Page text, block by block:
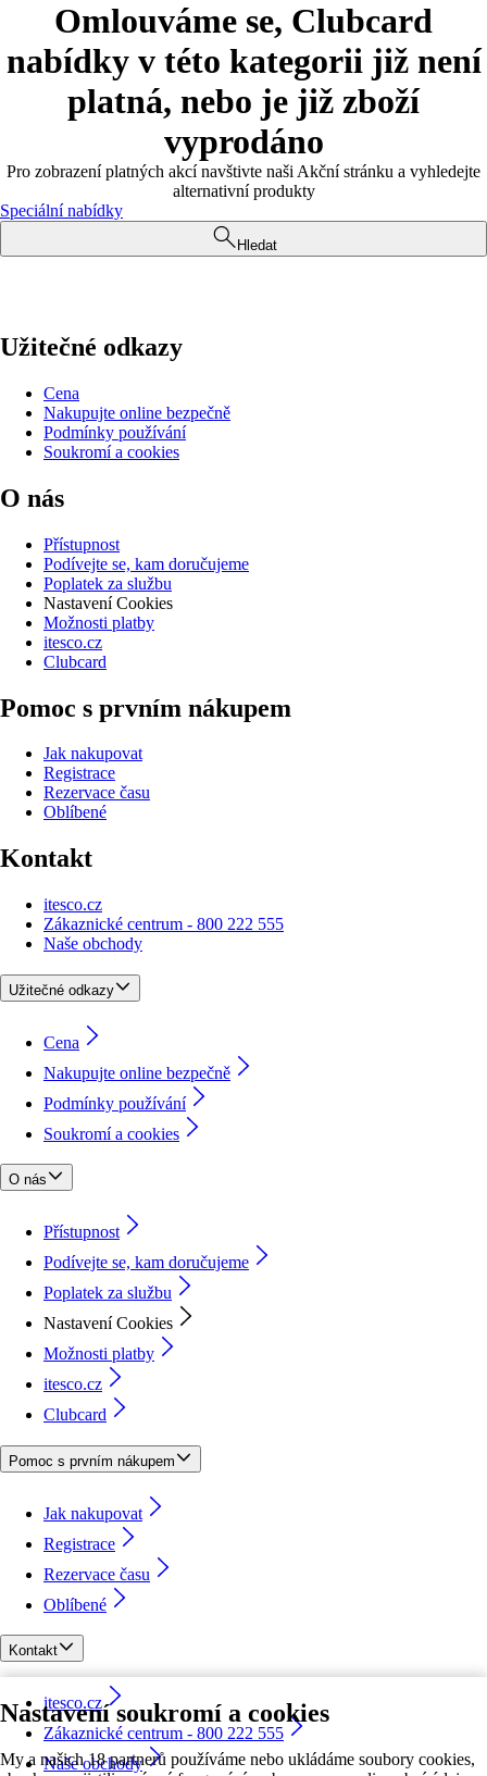
Nastavení soukromí a cookies
My a našich 18 partnerů používáme nebo ukládáme soubory cookies,
Omlouváme se, Clubcard
nabídky v této kategorii již není
platná, nebo je již zboží
vyprodáno
Pro zobrazení platných akcí navštivte naši Akční stránku a vyhledejte
alternativní produkty
Speciální nabídky
Hledat
Užitečné odkazy
Cena
Nakupujte online bezpečně
Podmínky používání
Soukromí a cookies
O nás
Přístupnost
Podívejte se, kam doručujeme
Poplatek za službu
Nastavení Cookies
Možnosti platby
itesco.cz
Clubcard
Pomoc s prvním nákupem
Jak nakupovat
Registrace
Rezervace času
Oblíbené
Kontakt
itesco.cz
Zákaznické centrum - 800 222 555
Naše obchody
Užitečné odkazy
Cena
Nakupujte online bezpečně
Podmínky používání
Soukromí a cookies
O nás
Přístupnost
Podívejte se, kam doručujeme
Poplatek za službu
Nastavení Cookies
Možnosti platby
itesco.cz
Clubcard
Pomoc s prvním nákupem
Jak nakupovat
Registrace
Rezervace času
Oblíbené
Kontakt
itesco.cz
Zákaznické centrum - 800 222 555
Naše obchody